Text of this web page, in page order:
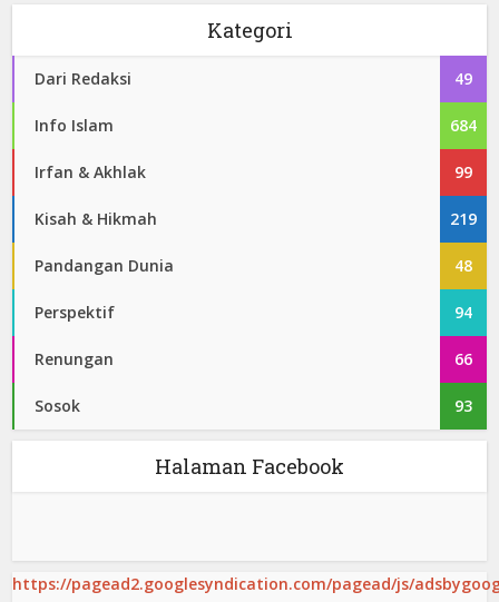
Kategori
Dari Redaksi 49
Info Islam 684
Irfan & Akhlak 99
Kisah & Hikmah 219
Pandangan Dunia 48
Perspektif 94
Renungan 66
Sosok 93
Halaman Facebook
https://pagead2.googlesyndication.com/pagead/js/